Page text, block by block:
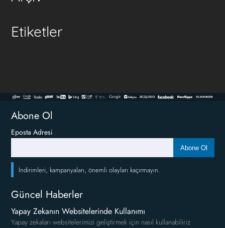
Etiketler
Abone Ol
Eposta Adresi
Abone Ol
İndirimleri, kampanyaları, önemli olayları kaçırmayın.
Güncel Haberler
Yapay Zekanın Websitelerinde Kullanımı
Yapay zekaları websitelerimizi geliştirmek için nasıl kullanabiliriz